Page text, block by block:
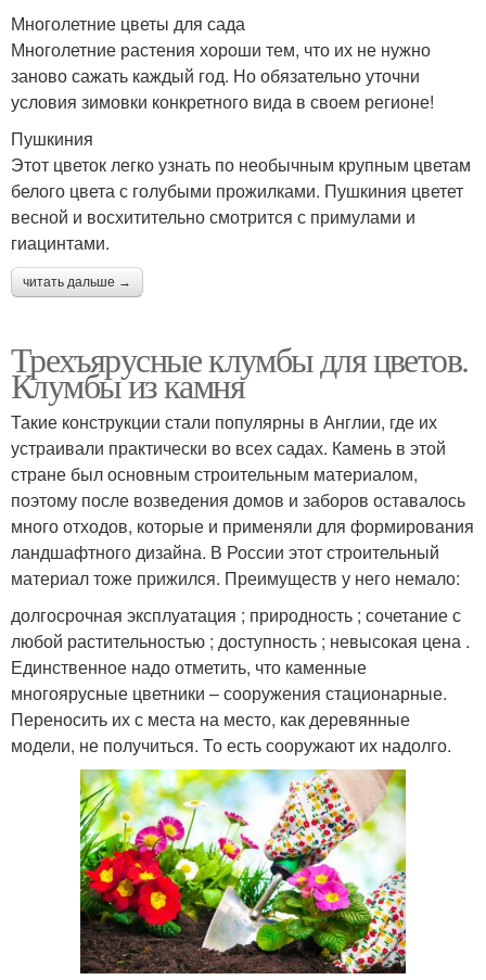
Многолетние цветы для сада
Многолетние растения хороши тем, что их не нужно
заново сажать каждый год. Но обязательно уточни
условия зимовки конкретного вида в своем регионе!
Пушкиния
Этот цветок легко узнать по необычным крупным цветам
белого цвета с голубыми прожилками. Пушкиния цветет
весной и восхитительно смотрится с примулами и
гиацинтами.
читать дальше →
Трехъярусные клумбы для цветов.
Клумбы из камня
Такие конструкции стали популярны в Англии, где их
устраивали практически во всех садах. Камень в этой
стране был основным строительным материалом,
поэтому после возведения домов и заборов оставалось
много отходов, которые и применяли для формирования
ландшафтного дизайна. В России этот строительный
материал тоже прижился. Преимуществ у него немало:
долгосрочная эксплуатация ; природность ; сочетание с
любой растительностью ; доступность ; невысокая цена .
Единственное надо отметить, что каменные
многоярусные цветники – сооружения стационарные.
Переносить их с места на место, как деревянные
модели, не получиться. То есть сооружают их надолго.